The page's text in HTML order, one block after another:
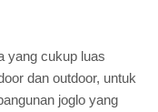
yang cukup luas
dan outdoor, untuk
joglo yang